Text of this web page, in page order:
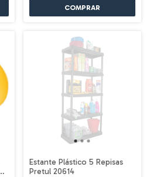
Estante Plástico 5 Repisas
Pretul 20614